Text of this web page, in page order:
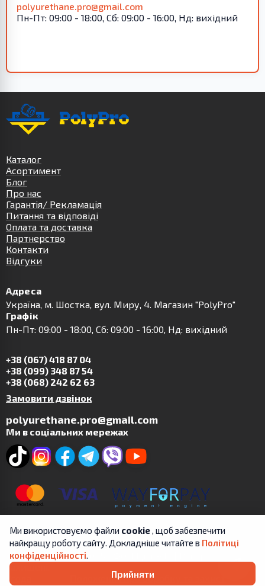
polyurethane.pro@gmail.com
Пн-Пт: 09:00 - 18:00, Сб: 09:00 - 16:00, Нд: вихідний
Каталог
Асортимент
Блог
Про нас
Гарантія/ Рекламація
Питання та відповіді
Оплата та доставка
Партнерство
Контакти
Відгуки
Адреса
Українa, м. Шостка, вул. Миру, 4. Магазин "PolyPro"
Графік
Пн-Пт: 09:00 - 18:00, Сб: 09:00 - 16:00, Нд: вихідний
+38 (067) 418 87 04
+38 (099) 348 87 54
+38 (068) 242 62 63
Замовити дзвінок
polyurethane.pro@gmail.com
Ми в соціальних мережах
Copyright © 2019-2025 | ФОП Цит А.В. | Всі права
захищені.
Положення про обробку та захист
Ми використовуємо файли cookie, щоб забезпечити
найкращу роботу сайту. Докладніше читайте в Політиці
конфіденційності.
Прийняти